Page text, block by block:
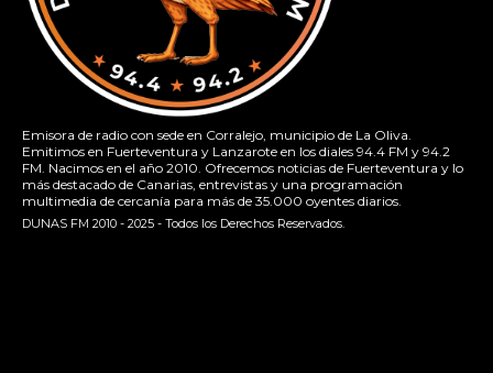
Emisora de radio con sede en Corralejo, municipio de La Oliva.
Emitimos en Fuerteventura y Lanzarote en los diales 94.4 FM y 94.2
FM. Nacimos en el año 2010. Ofrecemos noticias de Fuerteventura y lo
más destacado de Canarias, entrevistas y una programación
multimedia de cercanía para más de 35.000 oyentes diarios.
DUNAS FM 2010 - 2025 - Todos los Derechos Reservados.